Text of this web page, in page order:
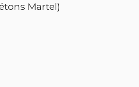
Martel)